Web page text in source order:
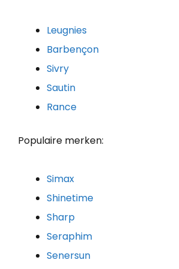
Leugnies
Barbençon
Sivry
Sautin
Rance
Populaire merken:
Simax
Shinetime
Sharp
Seraphim
Senersun